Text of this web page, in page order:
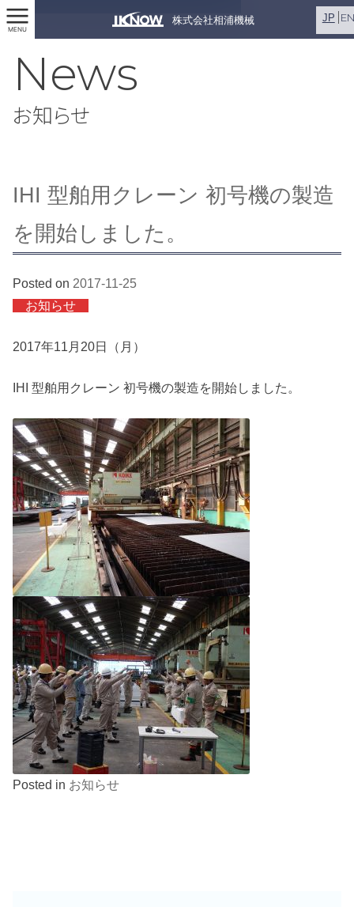
株式会社相浦機械
MENU
JP
News
お知らせ
IHI 型舶用クレーン 初号機の製造
を開始しました。
Posted on 2017-11-25
お知らせ
2017年11月20日（月）
IHI 型舶用クレーン 初号機の製造を開始しました。
Posted in お知らせ